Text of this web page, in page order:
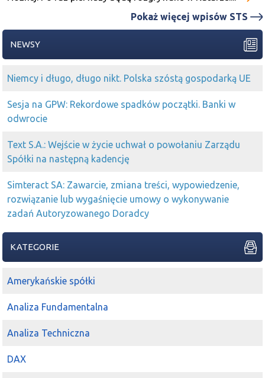
Pokaż więcej wpisów STS
NEWSY
Niemcy i długo, długo nikt. Polska szóstą gospodarką UE
Sesja na GPW: Rekordowe spadków początki. Banki w
odwrocie
Text S.A.: Wejście w życie uchwał o powołaniu Zarządu
Spółki na następną kadencję
Simteract SA: Zawarcie, zmiana treści, wypowiedzenie,
rozwiązanie lub wygaśnięcie umowy o wykonywanie
zadań Autoryzowanego Doradcy
KATEGORIE
Amerykańskie spółki
Analiza Fundamentalna
Analiza Techniczna
DAX